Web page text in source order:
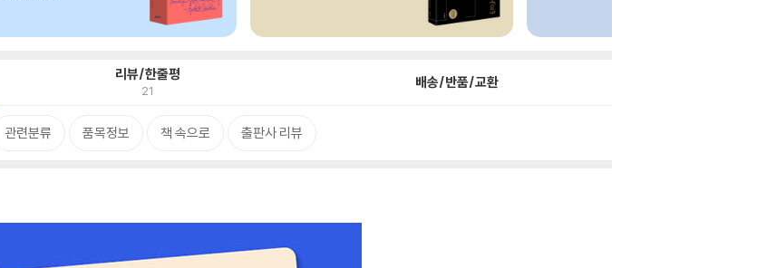
리뷰/한줄평
21 배송/반품/교환
관련분류 품목정보 책 속으로 출판사 리뷰